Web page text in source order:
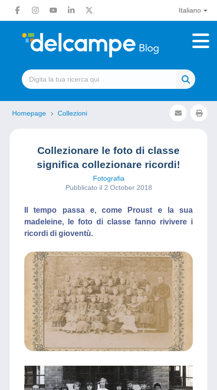
Italiano
Homepage Collezioni
Collezionare le foto di classe
significa collezionare ricordi!
Fotografia
Pubblicato il 2 October 2018
Il tempo passa e, come Proust e la sua
madeleine, le foto di classe fanno rivivere i
ricordi di gioventù.